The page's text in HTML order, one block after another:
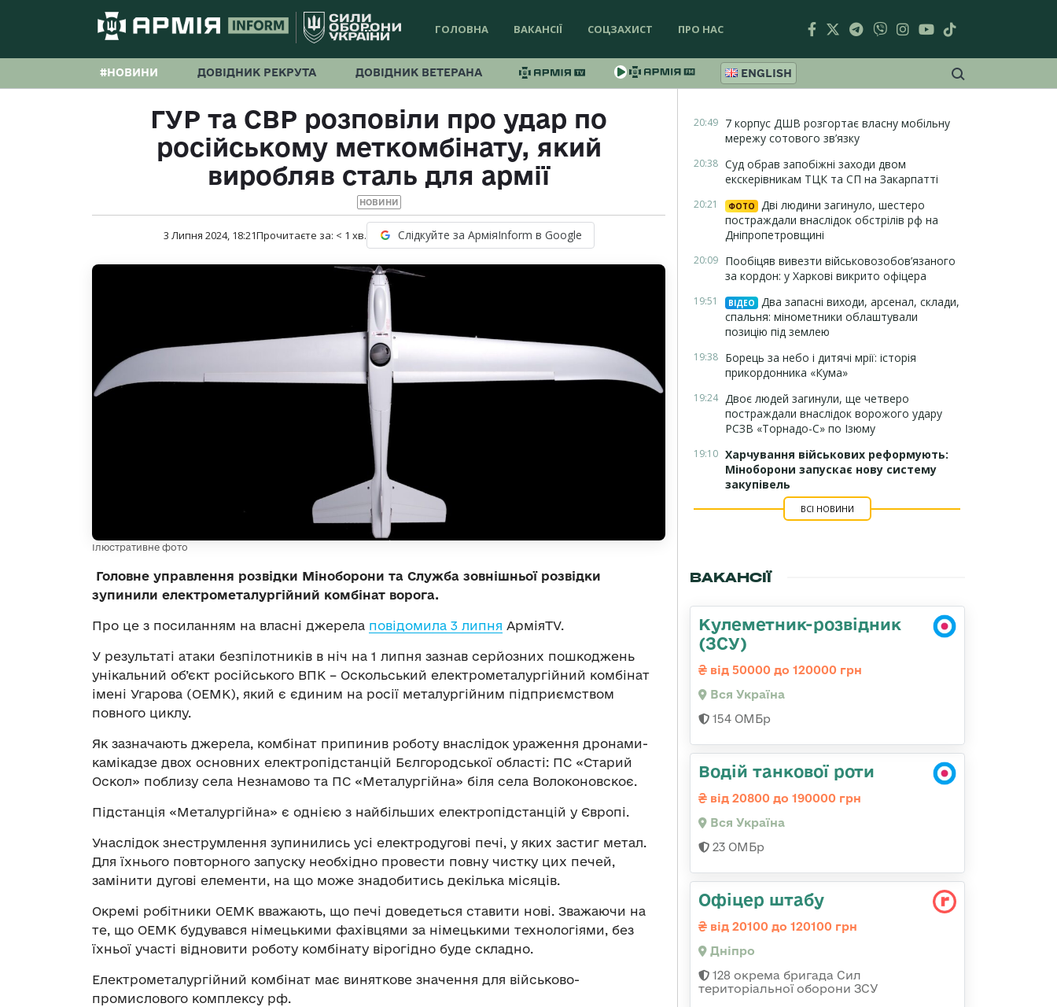
ГОЛОВНА ВАКАНСІЇ СОЦЗАХИСТ ПРО НАС
#НОВИНИ ДОВІДНИК РЕКРУТА ДОВІДНИК ВЕТЕРАНА ENGLISH
ГУР та СВР розповіли про удар по
російському меткомбінату, який
виробляв сталь для армії
НОВИНИ
3 Липня 2024, 18:21Прочитаєте за: < 1 хв. Слідкуйте за АрміяInform в Google
Ілюстративне фото
Головне управлення розвідки Міноборони та Служба зовнішньої розвідки
зупинили електрометалургійний комбінат ворога.
Про це з посиланням на власні джерела повідомила 3 липня АрміяTV.
У результаті атаки безпілотників в ніч на 1 липня зазнав серйозних пошкоджень
унікальний об’єкт російського ВПК – Оскольський електрометалургійний комбінат
імені Угарова (ОЕМК), який є єдиним на росії металургійним підприємством
повного циклу.
Як зазначають джерела, комбінат припинив роботу внаслідок ураження дронами-
камікадзе двох основних електропідстанцій Бєлгородської області: ПС «Старий
Оскол» поблизу села Незнамово та ПС «Металургійна» біля села Волоконовскоє.
Підстанція «Металургійна» є однією з найбільших електропідстанцій у Європі.
Унаслідок знеструмлення зупинились усі електродугові печі, у яких застиг метал.
Для їхнього повторного запуску необхідно провести повну чистку цих печей,
замінити дугові елементи, на що може знадобитись декілька місяців.
Окремі робітники ОЕМК вважають, що печі доведеться ставити нові. Зважаючи на
те, що ОЕМК будувався німецькими фахівцями за німецькими технологіями, без
їхньої участі відновити роботу комбінату вірогідно буде складно.
Електрометалургійний комбінат має виняткове значення для військово-
промислового комплексу рф.
20:49 7 корпус ДШВ розгортає власну мобільну
мережу сотового зв’язку
20:38 Суд обрав запобіжні заходи двом
екскерівникам ТЦК та СП на Закарпатті
20:21 ФОТО
Дві людини загинуло, шестеро
постраждали внаслідок обстрілів рф на
Дніпропетровщині
20:09 Пообіцяв вивезти військовозобов’язаного
за кордон: у Харкові викрито офіцера
19:51 ВІДЕО
Два запасні виходи, арсенал, склади,
спальня: мінометники облаштували
позицію під землею
19:38 Борець за небо і дитячі мрії: історія
прикордонника «Кума»
19:24 Двоє людей загинули, ще четверо
постраждали внаслідок ворожого удару
РСЗВ «Торнадо-С» по Ізюму
19:10 Харчування військових реформують:
Міноборони запускає нову систему
закупівель
ВСІ НОВИНИ
ВАКАНСІЇ
Кулеметник-розвідник
(ЗСУ)
від 50000 до 120000 грн
Вся Україна
154 ОМБр
Водій танкової роти
від 20800 до 190000 грн
Вся Україна
23 ОМБр
Офіцер штабу
від 20100 до 120100 грн
Дніпро
128 окрема бригада Сил
територіальної оборони ЗСУ